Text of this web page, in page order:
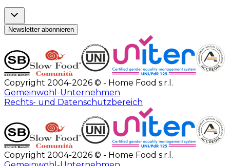
Newsletter abonnieren
Copyright 2004-2026 © - Home Food s.r.l.
Gemeinwohl-Unternehmen
Rechts- und Datenschutzbereich
Copyright 2004-2026 © - Home Food s.r.l.